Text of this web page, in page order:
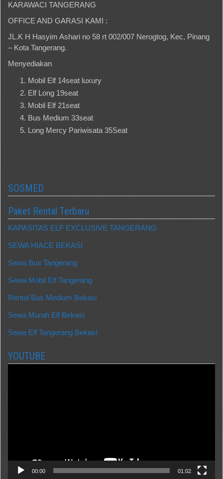
KARAWACI TANGERANG
OFFICE AND GARASI KAMI :
JL.K H Hasyim Ashari no 58 rt 002/007 Nerogtog, Kec, Pinang
– Kota Tangerang.
Menyediakan
Mobil Elf 14seat luxury
Elf Long 19seat
Mobil Elf 21seat
Bus Medium 33seat
Long Mercy Pariwisata 35Seat
SOSMED
Paket Rental Terbaru
KAPASITAS ELF EXCLUSIVE TANGERANG
SEWA HIACE BEKASI
Sewa Bus Tangerang
Sewa Mobil Elf Tangerang
Rental Bus Medium Bekasi
Sewa Murah Elf Bekasi
Sewa Elf Tangerang Bekasi
YOUTUBE
00:00 01:02